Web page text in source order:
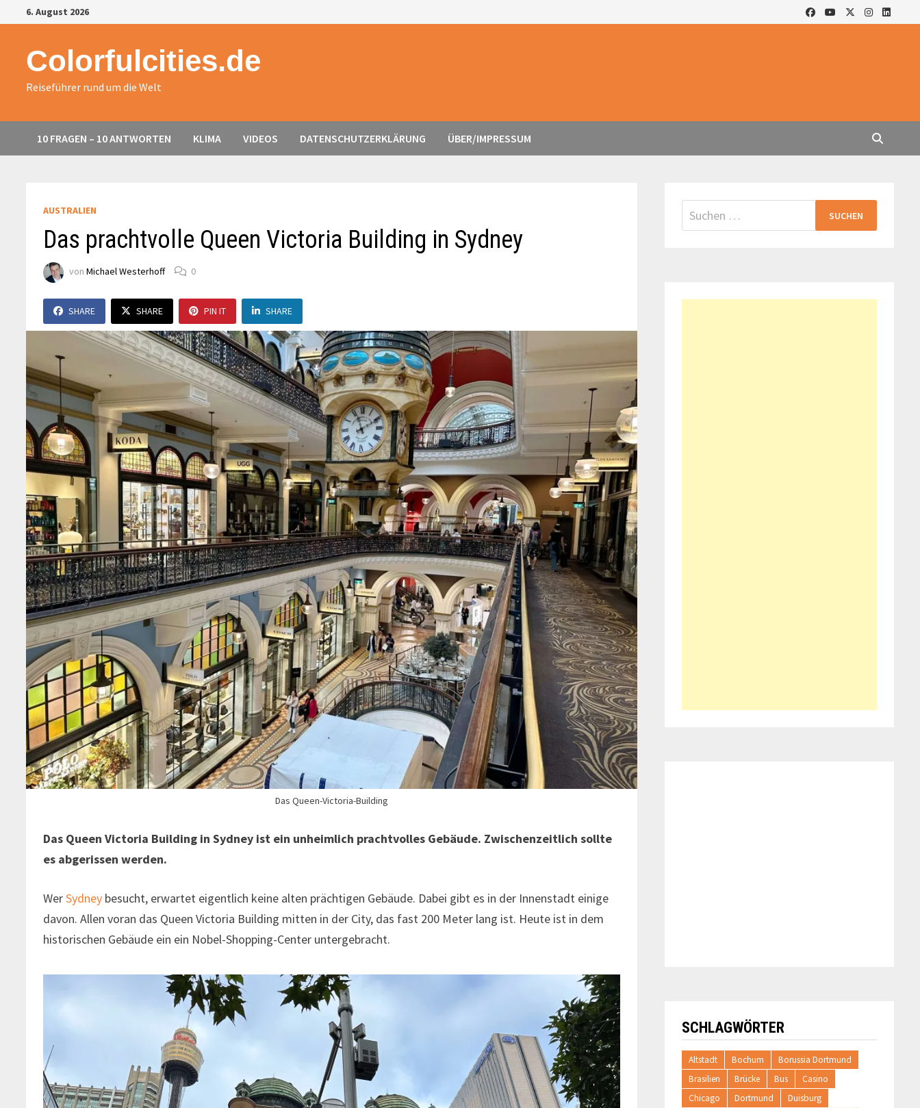
Zurück
zum
6. August 2026
Colorfulcities.de
Reiseführer rund um die Welt
10 FRAGEN – 10 ANTWORTEN KLIMA VIDEOS DATENSCHUTZERKLÄRUNG ÜBER/IMPRESSUM
AUSTRALIEN
Das prachtvolle Queen Victoria Building in Sydney
vonMichael Westerhoff 0
SHARE SHARE PIN IT SHARE
Das Queen-Victoria-Building
Das Queen Victoria Building in Sydney ist ein unheimlich prachtvolles Gebäude. Zwischenzeitlich sollte
es abgerissen werden.
WerSydney besucht, erwartet eigentlich keine alten prächtigen Gebäude. Dabei gibt es in der Innenstadt einige
davon. Allen voran das Queen Victoria Building mitten in der City, das fast 200 Meter lang ist. Heute ist in dem
historischen Gebäude ein ein Nobel-Shopping-Center untergebracht.
Suchen
nach:
SCHLAGWÖRTER
Altstadt Bochum
Borussia Dortmund
Brasilien
Brücke Bus
Casino
Chicago
Dortmund
Duisburg